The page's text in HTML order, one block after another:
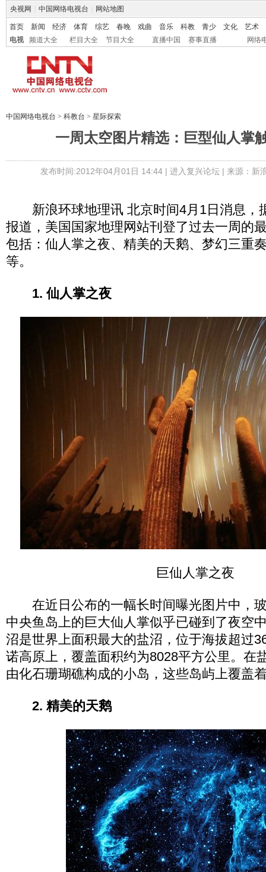
央视网 中国网络电视台 网站地图
首页 新闻 经济 体育 综艺 春晚 戏曲 音乐 科教 青少 文化
艺术
电视
频道大全 栏目大全 节目大全 直播中国 赛事直播 网络
中国网络电视台 > 科教台 > 星际探索
一周太空图片精选：巨型仙人掌
发布时间:2012年04月01日 14:44 | 进入复兴论坛| 来源：新
新浪环球地理讯 北京时间4月1日消息，
报道，美国国家地理网站刊登了过去一周的
包括：仙人掌之夜、精美的天鹅、梦幻三重
等。
1. 仙人掌之夜
巨仙人掌之夜
在近日公布的一幅长时间曝光图片中，
中央鱼岛上的巨大仙人掌似乎已碰到了夜空
沼是世界上面积最大的盐沼，位于海拔超过
诺高原上，覆盖面积约为8028平方公里。在
由化石珊瑚礁构成的小岛，这些岛屿上覆盖
2. 精美的天鹅